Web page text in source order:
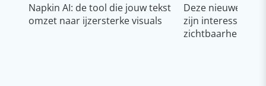
Napkin AI: de tool die jouw tekst
omzet naar ijzersterke visuals
Deze nieuwe
zijn interessant
zichtbaarheid &